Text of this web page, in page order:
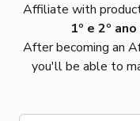
Affiliate with
1º e 2º
After becoming an
you'll be able to